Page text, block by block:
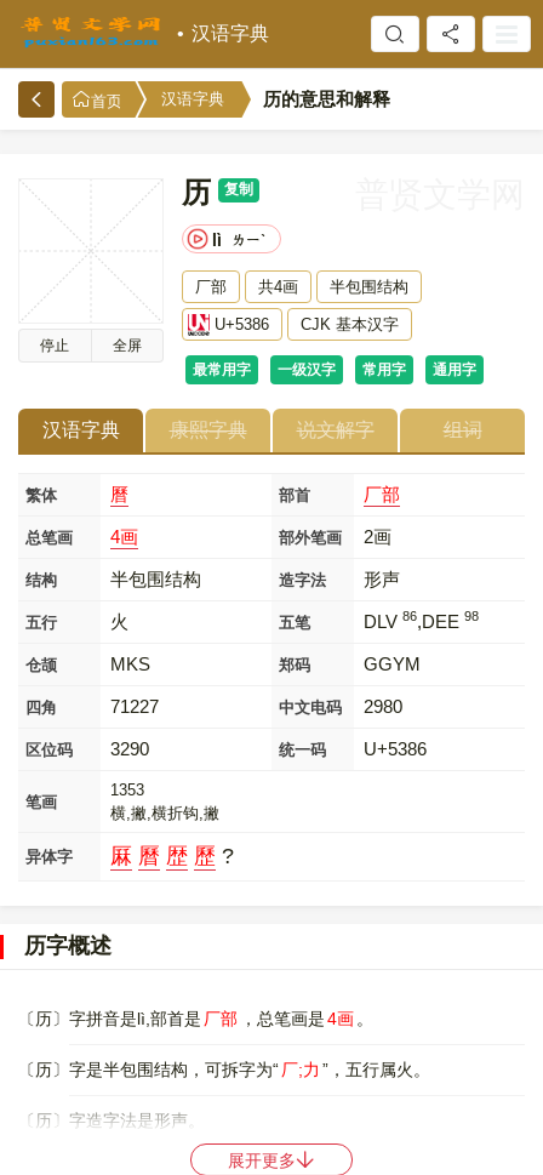
汉语字典
首页 汉语字典 历的意思和解释
停止 全屏
历 复制
lì ㄌㄧˋ
厂部 共4画 半包围结构
U+5386 CJK 基本汉字
最常用字 一级汉字 常用字 通用字
汉语字典 康熙字典 说文解字 组词
繁体 曆 部首 厂部
总笔画 4画 部外笔画 2画
结构 半包围结构 造字法 形声
五行 火 五笔 DLV 86,DEE 98
仓颉 MKS 郑码 GGYM
四角 71227 中文电码 2980
区位码 3290 统一码 U+5386
笔画
1353
横,撇,横折钩,撇
异体字 厤 曆 歴 歷 ?
历字概述
〔历〕字拼音是lì,部首是 厂部 ，总笔画是4画 。
〔历〕字是半包围结构，可拆字为“厂;力 ”，五行属火。
〔历〕字造字法是形声。
86
展开更多